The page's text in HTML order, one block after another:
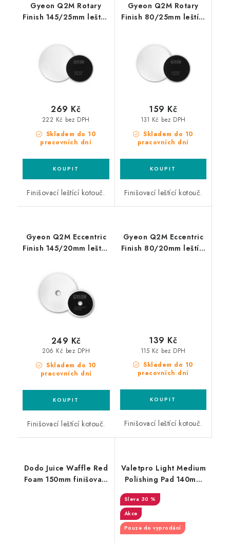
Gyeon Q2M Rotary
Finish 145/25mm leštící
Skladem do 10
pracovních dní
222 Kč bez DPH
269 Kč
Finišovací leštící kotouč.
Gyeon Q2M Rotary
Finish 80/25mm leštící
Skladem do 10
pracovních dní
131 Kč bez DPH
159 Kč
Finišovací leštící kotouč.
Gyeon Q2M Eccentric
Finish 145/20mm leštící
Skladem do 10
pracovních dní
206 Kč bez DPH
249 Kč
Finišovací leštící kotouč.
Gyeon Q2M Eccentric
Finish 80/20mm leštící
Skladem do 10
pracovních dní
115 Kč bez DPH
139 Kč
Finišovací leštící kotouč.
Dodo Juice Waffle Red
Foam 150mm finišovací
Valetpro Light Medium
Polishing Pad 140mm
finišovací kotouč
30 %
Akce
Pouze do vyprodání